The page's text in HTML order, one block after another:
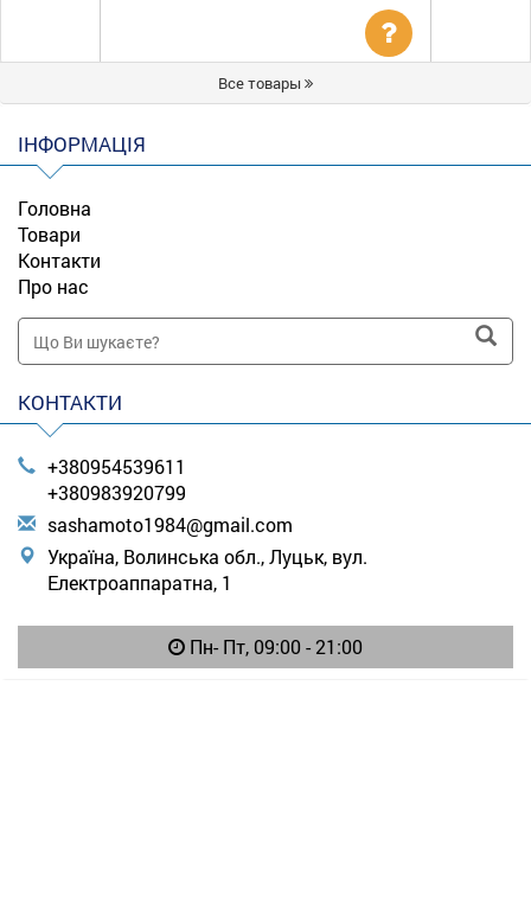
Уточнити
ціну
Все товары
ІНФОРМАЦІЯ
Головна
Товари
Контакти
Про нас
КОНТАКТИ
+380954539611
+380983920799
sashamoto1984@gmail.com
Україна, Волинська обл., Луцьк, вул.
Електроаппаратна, 1
Пн- Пт, 09:00 - 21:00